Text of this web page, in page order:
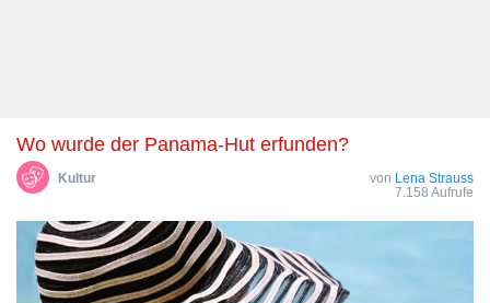
Wo wurde der Panama-Hut erfunden?
Kultur von Lena Strauss
7.158 Aufrufe